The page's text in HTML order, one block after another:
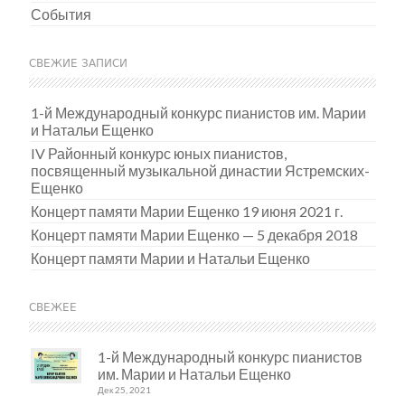
События
СВЕЖИЕ ЗАПИСИ
1-й Международный конкурс пианистов им. Марии
и Натальи Ещенко
IV Районный конкурс юных пианистов,
посвященный музыкальной династии Ястремских-
Ещенко
Концерт памяти Марии Ещенко 19 июня 2021 г.
Концерт памяти Марии Ещенко — 5 декабря 2018
Концерт памяти Марии и Натальи Ещенко
СВЕЖЕЕ
1-й Международный конкурс пианистов
им. Марии и Натальи Ещенко
Дек 25, 2021